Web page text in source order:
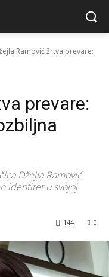
Ramović žrtva prevare:
prevare:
Džejla Ramović
identitet u svojoj
0
144